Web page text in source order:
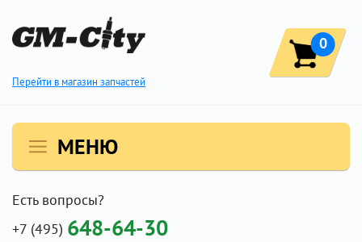
Перейти в магазин запчастей
0
МЕНЮ
Есть вопросы?
+7 (495) 648-64-30